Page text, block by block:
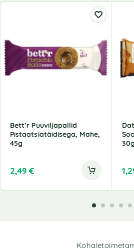
Bett’r Puuviljapallid
Pistaatsiatäidisega, Mahe,
45g
2,49€
30g